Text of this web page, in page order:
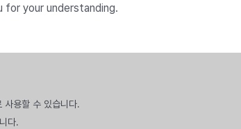
용할 수 있습니다.
다.
for your understanding.